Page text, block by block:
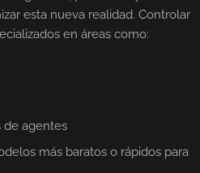
esta nueva realidad. Controlar
en áreas como:
de agentes
más baratos o rápidos para